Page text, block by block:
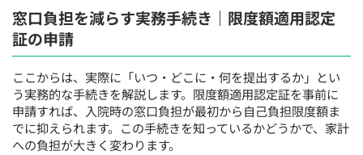
窓口負担を減らす実務手続き｜限度額適用認定
証の申請
ここからは、実際に「いつ・どこに・何を提出するか」とい
う実務的な手続きを解説します。限度額適用認定証を事前に
申請すれば、入院時の窓口負担が最初から自己負担限度額ま
でに抑えられます。この手続きを知っているかどうかで、家計
への負担が大きく変わります。